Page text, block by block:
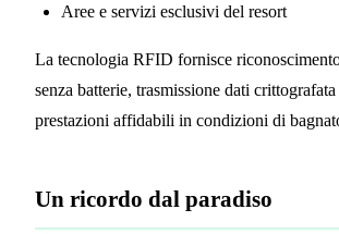
Aree e servizi esclusivi del resort
La tecnologia RFID fornisce
senza batterie, trasmissione dati
prestazioni affidabili in condizioni di
Un ricordo dal paradiso